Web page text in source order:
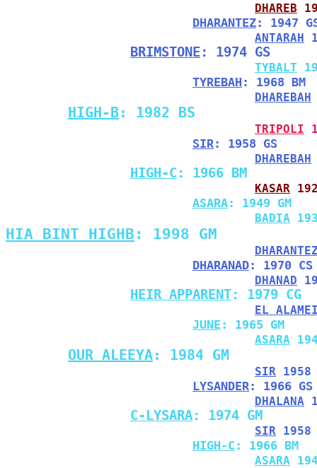
DHAREB
DHARANTEZ: 1947
ANTARAH
BRIMSTONE: 1974 GS
TYBALT
TYREBAH : 1968 BM
DHAREBAH
HIGH-B: 1982 BS
TRIPOLI
SIR: 1958 GS
DHAREBAH
HIGH-C : 1966 BM
KASAR
ASARA: 1949 GM
BADIA
HIA BINT HIGHB : 1998 GM
DHARANAD: 1970 CS
DHANAD
HEIR APPARENT: 1979 CG
EL
JUNE : 1965 GM
ASARA
OUR ALEEYA: 1984 GM
SIR
LYSANDER: 1966 GS
DHALANA
C-LYSARA: 1974 GM
SIR
HIGH-C : 1966 BM
ASARA